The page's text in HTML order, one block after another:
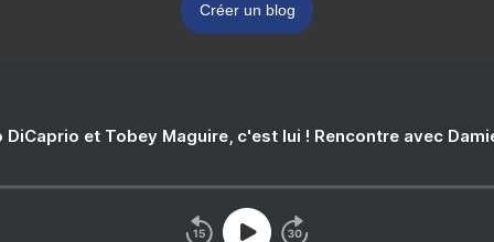
Créer un blog
DiCaprio et Tobey Maguire, c'est lui ! Rencontre avec